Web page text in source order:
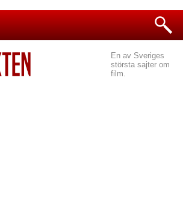
En av Sveriges
största sajter om
film.